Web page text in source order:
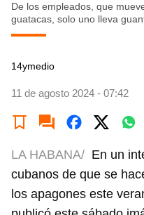
De los empleados, que
guatacas, solo uno lleva
14ymedio
11 de agosto 2024 - 07:42
LA HABANA/ En un
cubanos de que se
los apagones este